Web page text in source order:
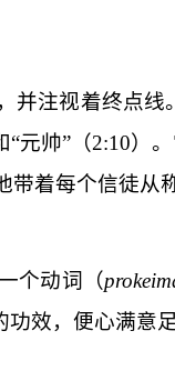
注视着终点线
“元帅”（2:10）
着每个信徒从
个动词（
功效，便心满意